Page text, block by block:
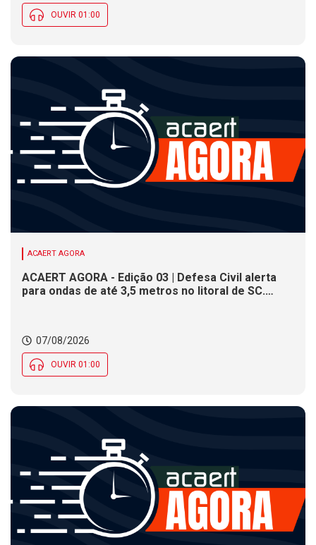
OUVIR 01:00
ACAERT AGORA
ACAERT AGORA - Edição 03 | Defesa Civil alerta
para ondas de até 3,5 metros no litoral de SC.
07/08/2026
OUVIR 01:00